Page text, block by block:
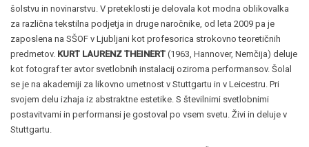
šolstvu in novinarstvu. V preteklosti je delovala kot modna oblikovalka
za različna tekstilna podjetja in druge naročnike, od leta 2009 pa je
zaposlena na SŠOF v Ljubljani kot profesorica strokovno teoretičnih
predmetov. KURT LAURENZ THEINERT (1963, Hannover, Nemčija) deluje
kot fotograf ter avtor svetlobnih instalacij oziroma performansov. Šolal
se je na akademiji za likovno umetnost v Stuttgartu in v Leicestru. Pri
svojem delu izhaja iz abstraktne estetike. S številnimi svetlobnimi
postavitvami in performansi je gostoval po vsem svetu. Živi in deluje v
Stuttgartu.